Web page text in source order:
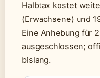
Halbtax kostet
(Erwachsene) und
Eine Anhebung für
ausgeschlossen;
bislang.